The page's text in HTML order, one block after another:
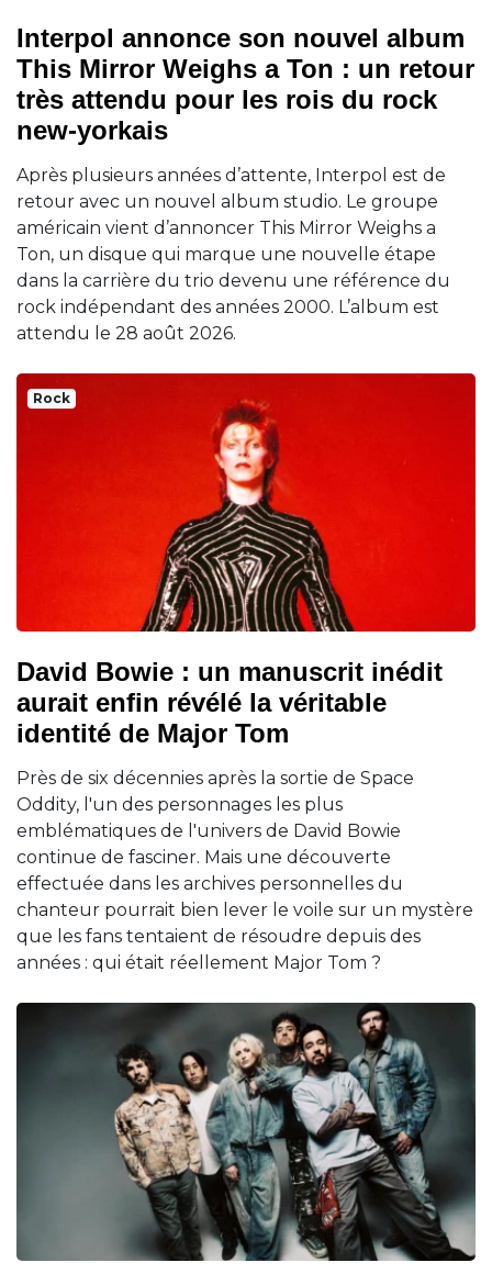
Interpol annonce son nouvel album
This Mirror Weighs a Ton : un retour
très attendu pour les rois du rock
new-yorkais
Après plusieurs années d’attente, Interpol est de
retour avec un nouvel album studio. Le groupe
américain vient d’annoncer This Mirror Weighs a
Ton, un disque qui marque une nouvelle étape
dans la carrière du trio devenu une référence du
rock indépendant des années 2000. L’album est
attendu le 28 août 2026.
Rock
David Bowie : un manuscrit inédit
aurait enfin révélé la véritable
identité de Major Tom
Près de six décennies après la sortie de Space
Oddity, l'un des personnages les plus
emblématiques de l'univers de David Bowie
continue de fasciner. Mais une découverte
effectuée dans les archives personnelles du
chanteur pourrait bien lever le voile sur un mystère
que les fans tentaient de résoudre depuis des
années : qui était réellement Major Tom ?